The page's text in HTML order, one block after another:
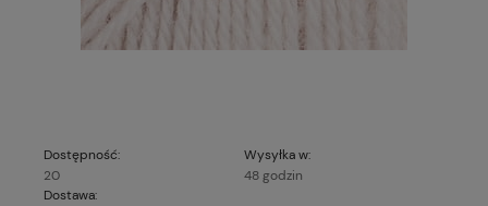
Dostępność:
20
Wysyłka w:
48 godzin
Dostawa: